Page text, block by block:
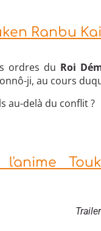
Ranbu
ordres du Roi
ji, au cours
au-delà du conflit ?
l'anime